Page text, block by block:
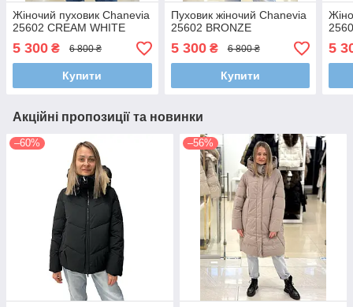
Жіночий пуховик Chanevia
25602 CREAM WHITE
5 300 ₴ 6 800 ₴
Купити
Пуховик жіночий Chanevia
25602 BRONZE
5 300₴ 6 800 ₴
Купити
5
Акційні пропозиції та новинки
–60% –56%